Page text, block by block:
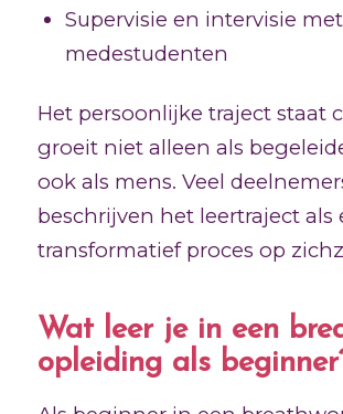
Supervisie en intervisie met
medestudenten
Het persoonlijke traject staat
groeit niet alleen als
ook als mens. Veel
beschrijven het leertraject als
transformatief proces op
Wat leer je in een
opleiding als